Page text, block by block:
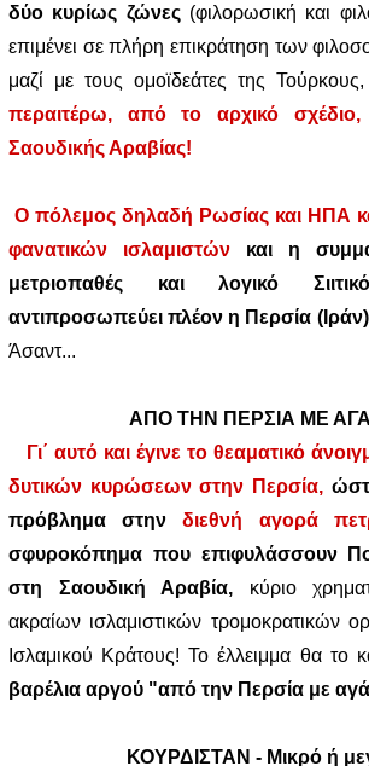
δύο κυρίως ζώνες(φιλορωσική και
επιμένει σε πλήρη επικράτηση των
μαζί με τους ομοϊδεάτες της Τούρκους,
περαιτέρω, από το αρχικό σχέδιο,
Σαουδικής Αραβίας!
Ο πόλεμος δηλαδή Ρωσίας και ΗΠΑ
φανατικών ισλαμιστών και η
μετριοπαθές και λογικό
αντιπροσωπεύει πλέον η Περσία (Ιράν)
Άσαντ...
ΑΠΟ ΤΗΝ ΠΕΡΣΙΑ ΜΕ
Γι΄ αυτό και έγινε το θεαματικό
δυτικών κυρώσεων στην Περσία,
πρόβλημα στηνδιεθνή αγορά
σφυροκόπημα που επιφυλάσσουν
στη Σαουδική Αραβία, κύριο
ακραίων ισλαμιστικών τρομοκρατικών
Ισλαμικού Κράτους! Το έλλειμμα θα το
βαρέλια αργού "από την Περσία με
ΚΟΥΡΔΙΣΤΑΝ - Μικρό ή